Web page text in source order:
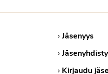
›Jäsenyys
›
› Kirjaudu